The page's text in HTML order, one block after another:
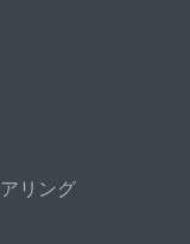
リング